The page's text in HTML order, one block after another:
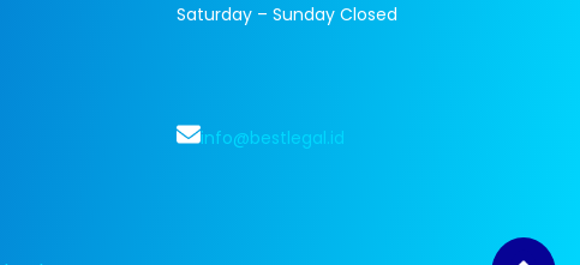
Saturday – Sunday Closed
info@bestlegal.id